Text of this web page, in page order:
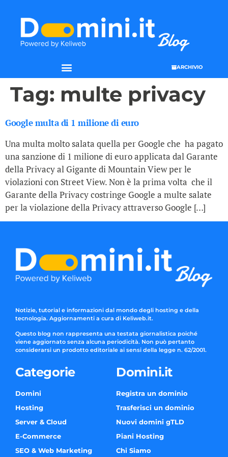
ARCHIVIO
Tag: multe privacy
Google multa di 1 milione di euro
Una multa molto salata quella per Google che ha pagato
una sanzione di 1 milione di euro applicata dal Garante
della Privacy al Gigante di Mountain View per le
violazioni con Street View. Non è la prima volta che il
Garante della Privacy costringe Google a multe salate
per la violazione della Privacy attraverso Google […]
Notizie, tutorial e informazioni dal mondo degli hosting e della
tecnologia. Aggiornamenti a cura di Keliweb.it.
Questo blog non rappresenta una testata giornalistica poiché
viene aggiornato senza alcuna periodicità. Non può pertanto
considerarsi un prodotto editoriale ai sensi della legge n. 62/2001.
Categorie
Domini
Hosting
Server & Cloud
E-Commerce
SEO & Web Marketing
Domini.it
Registra un dominio
Trasferisci un dominio
Nuovi domini gTLD
Piani Hosting
Chi Siamo